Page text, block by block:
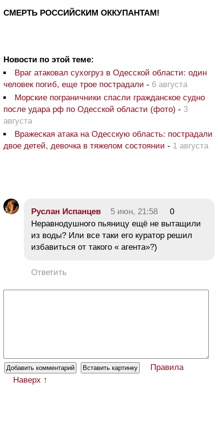
СМЕРТЬ РОССИЙСКИМ ОККУПАНТАМ!
Новости по этой теме:
Враг атаковал сухогруз в Одесской области: один
человек погиб, еще трое пострадали - 6 августа
Морские пограничники спасли гражданское судно
после удара рф по Одесской области (фото) - 3
августа
Вражеская атака на Одесскую область: пострадали
двое детей, девочка в тяжелом состоянии - 1 августа
Руслан Испанцев 5 июн, 21:58
0
Неравнодушного пьяницу ещё не вытащили
из воды? Или все таки его куратор решил
избавиться от такого « агента»?)
Ответить
Правила
Наверх ↑